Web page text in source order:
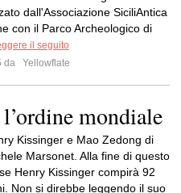
dall'Associazione SiciliAntica
con il Parco Archeologico di
il seguito
da
Yellowflate
mondiale
Kissinger e Mao Zedong di
Marsonet. Alla fine di questo
Henry Kissinger compirà 92
Non si direbbe leggendo il suo